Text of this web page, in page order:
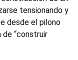
tensionando y
desde el pilono
“construir